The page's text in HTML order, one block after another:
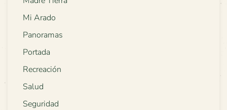
Mi Arado
Panoramas
Portada
Recreación
Salud
Seguridad